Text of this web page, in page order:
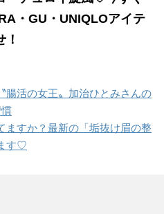
・GU・UNIQLOアイテ
腸活の女王〟加治ひとみさんの
慣
ますか？最新の「垢抜け眉の整
す♡